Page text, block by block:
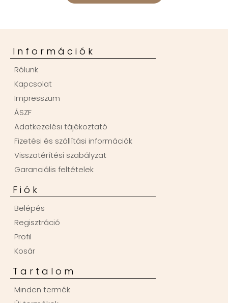
Információk
Rólunk
Kapcsolat
Impresszum
ÁSZF
Adatkezelési tájékoztató
Fizetési és szállítási információk
Visszatérítési szabályzat
Garanciális feltételek
Fiók
Belépés
Regisztráció
Profil
Kosár
Tartalom
Minden termék